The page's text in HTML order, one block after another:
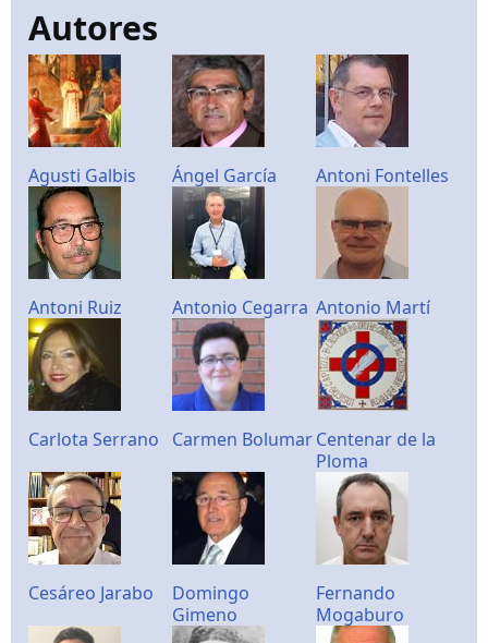
Autores
Agusti Galbis Ángel García Antoni Fontelles
Antoni Ruiz Antonio Cegarra Antonio Martí
Carlota Serrano Carmen BolumarCentenar de la
Ploma
Cesáreo Jarabo
Domingo
Gimeno
Fernando
Mogaburo